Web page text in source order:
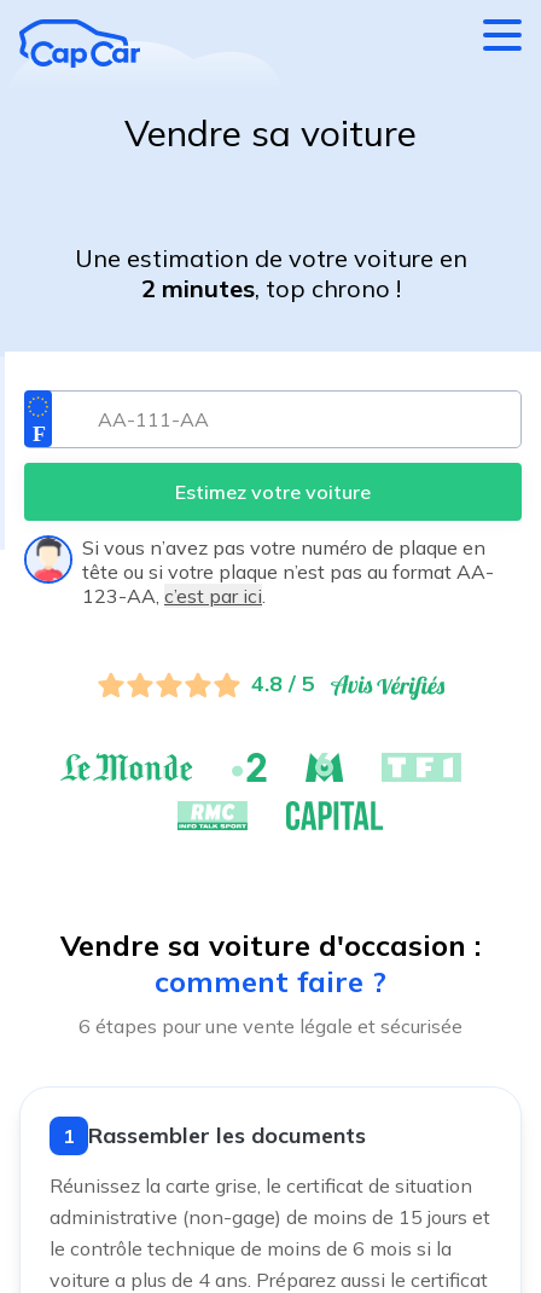
Vendre sa voiture
Une estimation de votre voiture en
2 minutes, top chrono !
Estimez votre voiture
Si vous n’avez pas votre numéro de plaque en
tête ou si votre plaque n’est pas au format AA-
123-AA, c’est par ici
4.8 / 5
Vendre sa voiture d'occasion :
comment faire ?
6 étapes pour une vente légale et sécurisée
1 Rassembler les documents
Réunissez la carte grise, le certificat de situation
administrative (non-gage) de moins de 15 jours et
le contrôle technique de moins de 6 mois si la
voiture a plus de 4 ans. Préparez aussi le certificat